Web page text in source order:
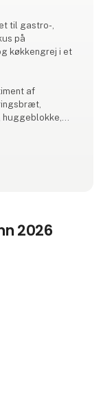
til gastro-,
på
køkkengrej i et
af
derfor fremstiller
2026